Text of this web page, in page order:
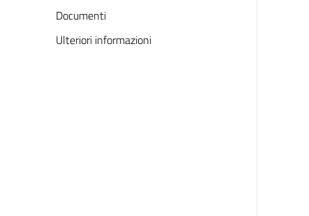
Documenti
Ulteriori informazioni